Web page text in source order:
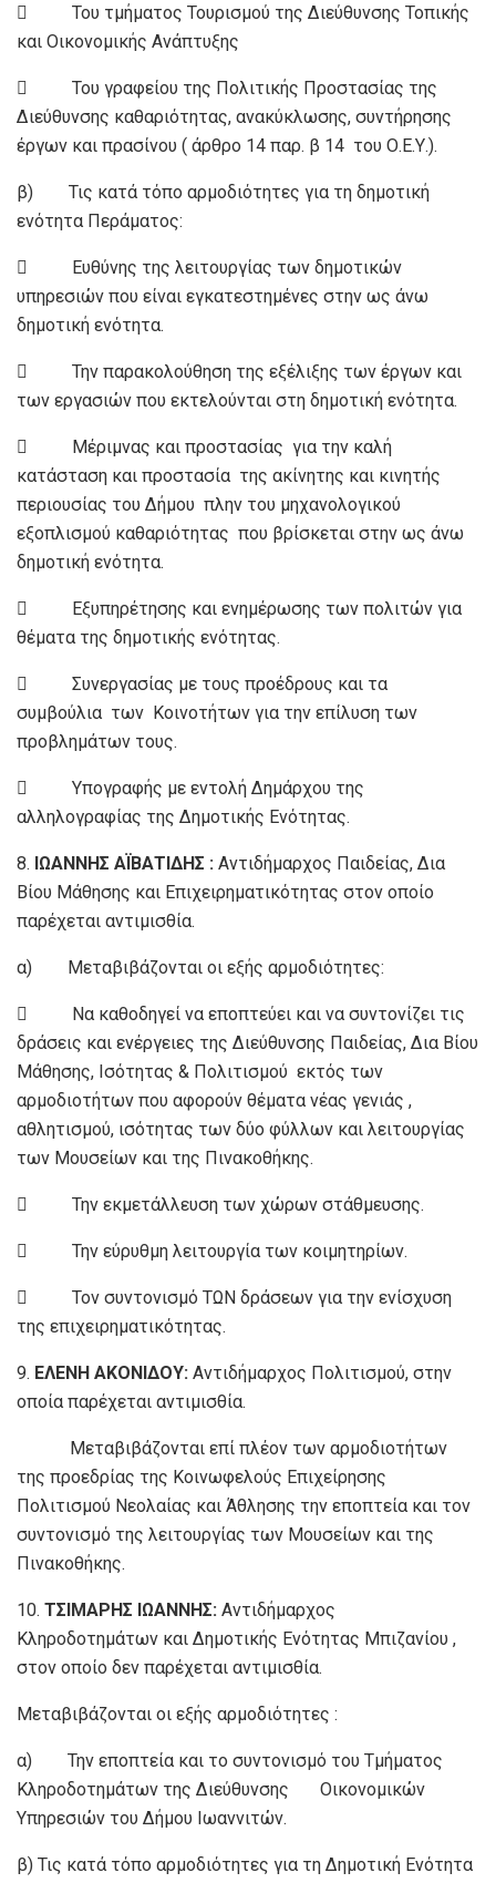
 Του τμήματος Τουρισμού της Διεύθυνσης Τοπικής
και Οικονομικής Ανάπτυξης
 Του γραφείου της Πολιτικής Προστασίας της
Διεύθυνσης καθαριότητας, ανακύκλωσης, συντήρησης
έργων και πρασίνου ( άρθρο 14 παρ. β 14 του Ο.Ε.Υ.).
β) Τις κατά τόπο αρμοδιότητες για τη δημοτική
ενότητα Περάματος:
 Ευθύνης της λειτουργίας των δημοτικών
υπηρεσιών που είναι εγκατεστημένες στην ως άνω
δημοτική ενότητα.
 Την παρακολούθηση της εξέλιξης των έργων και
των εργασιών που εκτελούνται στη δημοτική ενότητα.
 Μέριμνας και προστασίας για την καλή
κατάσταση και προστασία της ακίνητης και κινητής
περιουσίας του Δήμου πλην του μηχανολογικού
εξοπλισμού καθαριότητας που βρίσκεται στην ως άνω
δημοτική ενότητα.
 Εξυπηρέτησης και ενημέρωσης των πολιτών για
θέματα της δημοτικής ενότητας.
 Συνεργασίας με τους προέδρους και τα
συμβούλια των Κοινοτήτων για την επίλυση των
προβλημάτων τους.
 Υπογραφής με εντολή Δημάρχου της
αλληλογραφίας της Δημοτικής Ενότητας.
8. ΙΩΑΝΝΗΣ ΑΪΒΑΤΙΔΗΣ : Αντιδήμαρχος Παιδείας, Δια
Βίου Μάθησης και Επιχειρηματικότητας στον οποίο
παρέχεται αντιμισθία.
α) Μεταβιβάζονται οι εξής αρμοδιότητες:
 Να καθοδηγεί να εποπτεύει και να συντονίζει τις
δράσεις και ενέργειες της Διεύθυνσης Παιδείας, Δια Βίου
Μάθησης, Ισότητας & Πολιτισμού εκτός των
αρμοδιοτήτων που αφορούν θέματα νέας γενιάς ,
αθλητισμού, ισότητας των δύο φύλλων και λειτουργίας
των Μουσείων και της Πινακοθήκης.
 Την εκμετάλλευση των χώρων στάθμευσης.
 Την εύρυθμη λειτουργία των κοιμητηρίων.
 Τον συντονισμό ΤΩΝ δράσεων για την ενίσχυση
της επιχειρηματικότητας.
9. ΕΛΕΝΗ ΑΚΟΝΙΔΟΥ: Αντιδήμαρχος Πολιτισμού, στην
οποία παρέχεται αντιμισθία.
Μεταβιβάζονται επί πλέον των αρμοδιοτήτων
της προεδρίας της Κοινωφελούς Επιχείρησης
Πολιτισμού Νεολαίας και Άθλησης την εποπτεία και τον
συντονισμό της λειτουργίας των Μουσείων και της
Πινακοθήκης.
10. ΤΣΙΜΑΡΗΣ ΙΩΑΝΝΗΣ: Αντιδήμαρχος
Κληροδοτημάτων και Δημοτικής Ενότητας Μπιζανίου ,
στον οποίο δεν παρέχεται αντιμισθία.
Μεταβιβάζονται οι εξής αρμοδιότητες :
α) Την εποπτεία και το συντονισμό του Τμήματος
Κληροδοτημάτων της Διεύθυνσης Οικονομικών
Υπηρεσιών του Δήμου Ιωαννιτών.
β) Τις κατά τόπο αρμοδιότητες για τη Δημοτική Ενότητα